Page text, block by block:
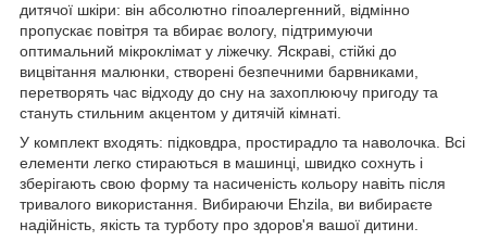
дитячої шкіри: він абсолютно гіпоалергенний, відмінно
пропускає повітря та вбирає вологу, підтримуючи
оптимальний мікроклімат у ліжечку. Яскраві, стійкі до
вицвітання малюнки, створені безпечними барвниками,
перетворять час відходу до сну на захоплюючу пригоду та
стануть стильним акцентом у дитячій кімнаті.
У комплект входять: підковдра, простирадло та наволочка. Всі
елементи легко стираються в машинці, швидко сохнуть і
зберігають свою форму та насиченість кольору навіть після
тривалого використання. Вибираючи Ehzila, ви вибираєте
надійність, якість та турботу про здоров'я вашої дитини.